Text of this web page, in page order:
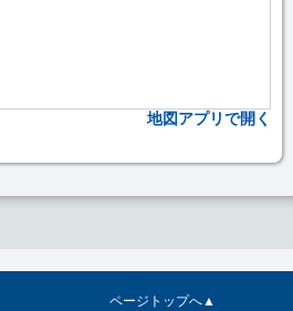
地図アプリで開く
ページトップへ▲